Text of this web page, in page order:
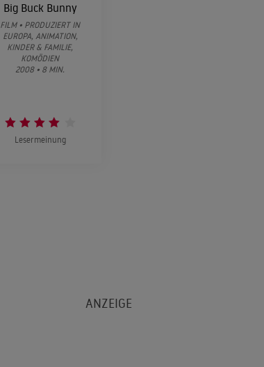
Big Buck Bunny
FILM • PRODUZIERT IN
EUROPA, ANIMATION,
KINDER & FAMILIE,
KOMÖDIEN
2008 • 8 MIN.
Lesermeinung